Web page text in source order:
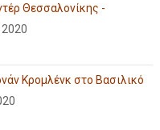
Θεσσαλονίκης -
Κρομλένκ στο Βασιλικό